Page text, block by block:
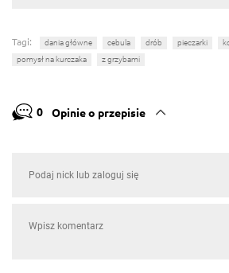
Tagi: dania główne cebula drób pieczarki
pomysł na kurczaka
z grzybami
0 Opinie o przepisie